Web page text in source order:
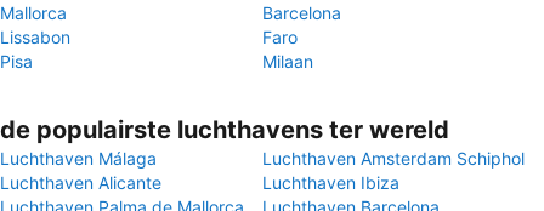
Mallorca
Barcelona
Lissabon
Faro
Pisa
Milaan
de populairste luchthavens ter wereld
Luchthaven Málaga
Luchthaven Amsterdam Schiphol
Luchthaven Alicante
Luchthaven Ibiza
Luchthaven Palma de Mallorca
Luchthaven Barcelona